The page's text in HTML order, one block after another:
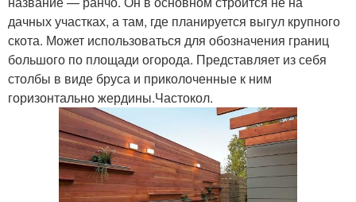
дачных участках, а там, где планируется выгул крупного
скота. Может использоваться для обозначения границ
большого по площади огорода. Представляет из себя
столбы в виде бруса и приколоченные к ним
горизонтально жердины.Частокол.